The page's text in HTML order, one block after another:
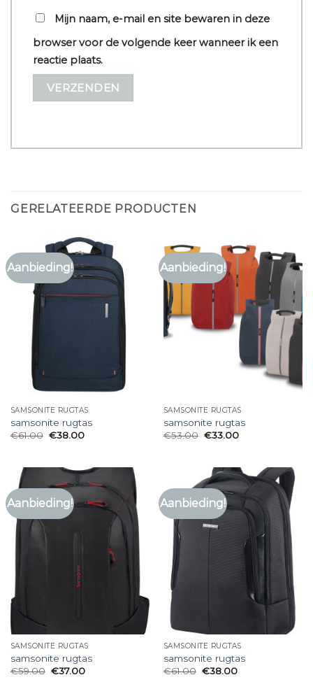
Mijn naam, e-mail en site bewaren in deze
browser voor de volgende keer wanneer ik een
reactie plaats.
GERELATEERDE PRODUCTEN
Aanbieding!
SAMSONITE RUGTAS
samsonite rugtas
€61.00 €38.00
Aanbieding!
SAMSONITE RUGTAS
samsonite rugtas
€53.00 €33.00
Aanbieding!
SAMSONITE RUGTAS
samsonite rugtas
€59.00 €37.00
Aanbieding!
SAMSONITE RUGTAS
samsonite rugtas
€61.00 €38.00